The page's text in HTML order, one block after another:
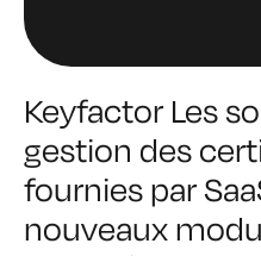
Keyfactor Les
gestion des
fournies par
nouveaux